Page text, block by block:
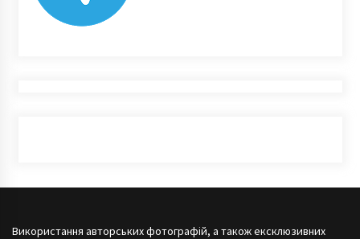
Використання авторських фотографій, а також ексклюзивних